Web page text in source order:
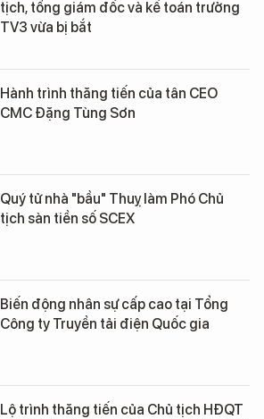
tịch, tổng giám đốc và kế toán trưởng
TV3 vừa bị bắt
Hành trình thăng tiến của tân CEO
CMC Đặng Tùng Sơn
Quý tử nhà "bầu" Thuỵ làm Phó Chủ
tịch sàn tiền số SCEX
Biến động nhân sự cấp cao tại Tổng
Công ty Truyền tải điện Quốc gia
Lộ trình thăng tiến của Chủ tịch HĐQT